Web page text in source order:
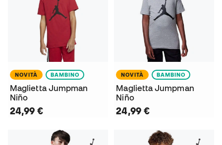
NOVITÀ BAMBINO
Maglietta Jumpman
Niño
24,99 €
NOVITÀ BAMBINO
Maglietta Jumpman
Niño
24,99 €